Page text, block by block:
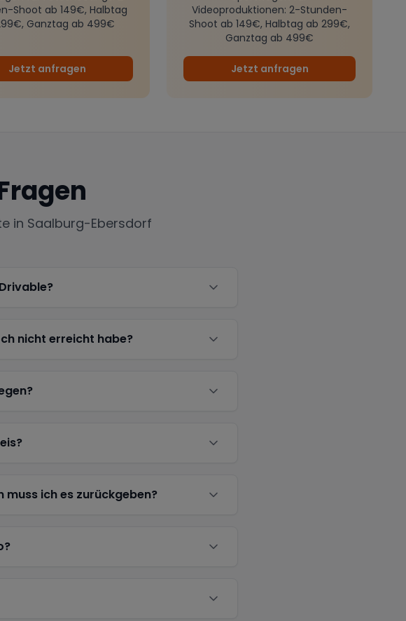
Shoot ab 149€, Halbtag
Ganztag ab 499€
Jetzt anfragen
Videoproduktionen: 2-Stunden-
Shoot ab 149€, Halbtag ab 299€,
Ganztag ab 499€
Jetzt anfragen
in Saalburg-Ebersdorf
nicht erreicht habe?
muss ich es zurückgeben?